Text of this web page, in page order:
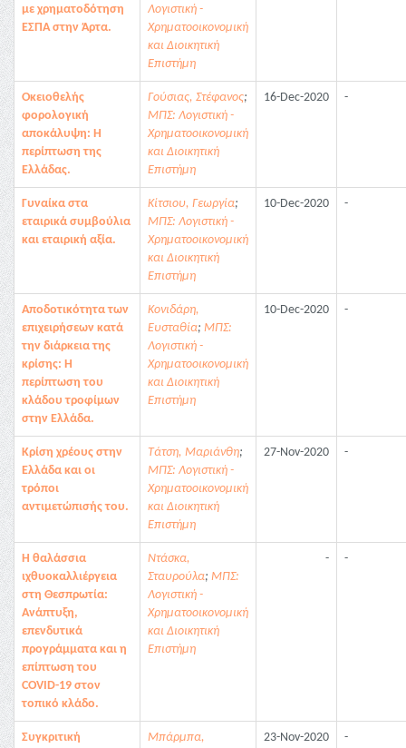
με χρηματοδότηση
ΕΣΠΑ στην Άρτα.
Λογιστική -
Χρηματοοικονομική
και Διοικητική
Επιστήμη
Οκειοθελής
φορολογική
αποκάλυψη: Η
περίπτωση της
Ελλάδας.
Γούσιας, Στέφανος;
ΜΠΣ: Λογιστική -
Χρηματοοικονομική
και Διοικητική
Επιστήμη
16-Dec-2020 -
Γυναίκα στα
εταιρικά συμβούλια
και εταιρική αξία.
Κίτσιου, Γεωργία;
ΜΠΣ: Λογιστική -
Χρηματοοικονομική
και Διοικητική
Επιστήμη
10-Dec-2020 -
Αποδοτικότητα των
επιχειρήσεων κατά
την διάρκεια της
κρίσης: Η
περίπτωση του
κλάδου τροφίμων
στην Ελλάδα.
Κονιδάρη,
Ευσταθία; ΜΠΣ:
Λογιστική -
Χρηματοοικονομική
και Διοικητική
Επιστήμη
10-Dec-2020 -
Κρίση χρέους στην
Ελλάδα και οι
τρόποι
αντιμετώπισής του.
Τάτση, Μαριάνθη;
ΜΠΣ: Λογιστική -
Χρηματοοικονομική
και Διοικητική
Επιστήμη
27-Nov-2020 -
Η θαλάσσια
ιχθυοκαλλιέργεια
στη Θεσπρωτία:
Ανάπτυξη,
επενδυτικά
προγράμματα και η
επίπτωση του
COVID-19 στον
τοπικό κλάδο.
Ντάσκα,
Σταυρούλα; ΜΠΣ:
Λογιστική -
Χρηματοοικονομική
και Διοικητική
Επιστήμη
- -
Συγκριτική
Μπάρμπα,
23-Nov-2020 -